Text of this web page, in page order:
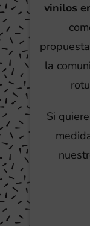
vinilos
la
Si